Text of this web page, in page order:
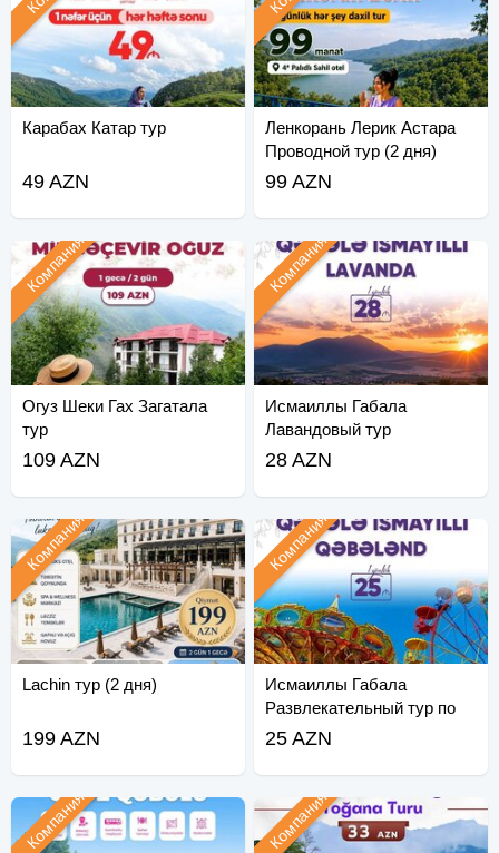
Карабах Катар тур
49 AZN
Ленкорань Лерик Астара
Проводной тур (2 дня)
99 AZN
Огуз Шеки Гах Загатала
тур
Компания
109 AZN
Исмаиллы Габала
Лавандовый тур
Компания
28 AZN
Lachin тур (2 дня)
Компания
199 AZN
Исмаиллы Габала
Развлекательный тур по
Габаланду
Компания
25 AZN
Компания Компания